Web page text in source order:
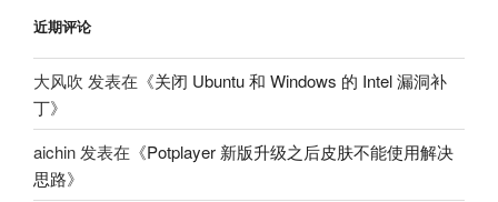
近期评论
大风吹 发表在《关闭 Ubuntu 和 Windows 的 Intel 漏洞补
丁》
aichin 发表在《Potplayer 新版升级之后皮肤不能使用解决
思路》